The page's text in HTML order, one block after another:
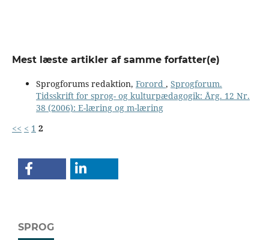
Mest læste artikler af samme forfatter(e)
Sprogforums redaktion, Forord , Sprogforum.
Tidsskrift for sprog- og kulturpædagogik: Årg. 12 Nr.
38 (2006): E-læring og m-læring
<< < 1 2
SPROG